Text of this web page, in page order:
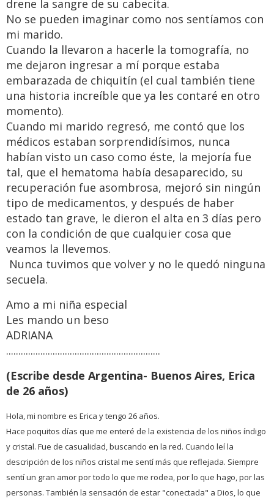
drene la sangre de su cabecita.
No se pueden imaginar como nos sentíamos con
mi marido.
Cuando la llevaron a hacerle la tomografía, no
me dejaron ingresar a mí porque estaba
embarazada de chiquitín (el cual también tiene
una historia increíble que ya les contaré en otro
momento).
Cuando mi marido regresó, me contó que los
médicos estaban sorprendidísimos, nunca
habían visto un caso como éste, la mejoría fue
tal, que el hematoma había desaparecido, su
recuperación fue asombrosa, mejoró sin ningún
tipo de medicamentos, y después de haber
estado tan grave, le dieron el alta en 3 días pero
con la condición de que cualquier cosa que
veamos la llevemos.
Nunca tuvimos que volver y no le quedó ninguna
secuela.
Amo a mi niña especial
Les mando un beso
ADRIANA
...............................................................
(Escribe desde Argentina- Buenos Aires, Erica
de 26 años)
Hola, mi nombre es Erica y tengo 26 años.
Hace poquitos días que me enteré de la existencia de los niños índigo
y cristal. Fue de casualidad, buscando en la red. Cuando leí la
descripción de los niños cristal me sentí más que reflejada. Siempre
sentí un gran amor por todo lo que me rodea, por lo que hago, por las
personas. También la sensación de estar "conectada" a Dios, lo que